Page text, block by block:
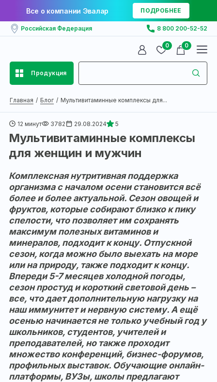
Все о компании Эвалар ПОДРОБНЕЕ
Российская Федерация 8 800 200-52-52
0 0
Продукция
Главная Блог Мультивитаминные комплексы для...
12 минут 3782 29.08.2024 5
Мультивитаминные комплексы
для женщин и мужчин
Комплексная нутритивная поддержка
организма с началом осени становится всё
более и более актуальной. Сезон овощей и
фруктов, которые собирают близко к пику
спелости, что позволяет им сохранять
максимум полезных витаминов и
минералов, подходит к концу. Отпускной
сезон, когда можно было выехать на море
или на природу, также подходит к концу.
Впереди 5-7 месяцев холодной погоды,
сезон простуд и короткий световой день –
все, что дает дополнительную нагрузку на
наш иммунитет и нервную систему. А ещё
осенью начинается не только учебный год у
школьников, студентов, учителей и
преподавателей, но также проходит
множество конференций, бизнес-форумов,
профильных выставок. Обучающие онлайн-
платформы, ВУЗы, школы предлагают